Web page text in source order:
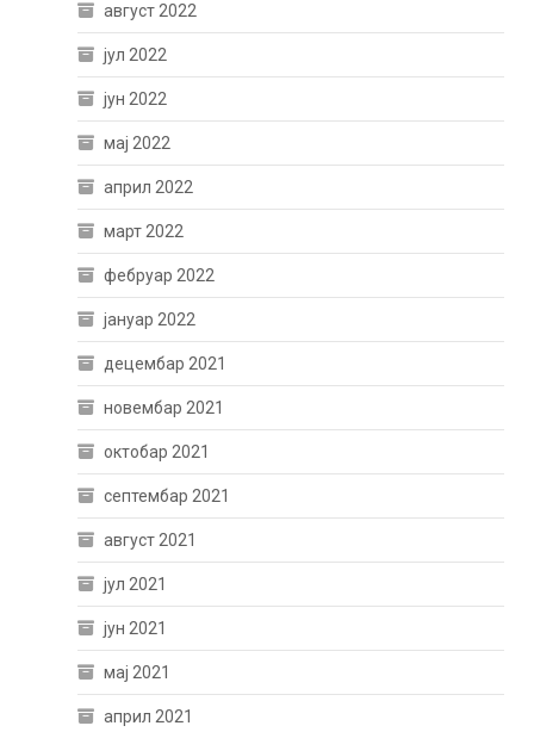
август 2022
јул 2022
јун 2022
мај 2022
април 2022
март 2022
фебруар 2022
јануар 2022
децембар 2021
новембар 2021
октобар 2021
септембар 2021
август 2021
јул 2021
јун 2021
мај 2021
април 2021